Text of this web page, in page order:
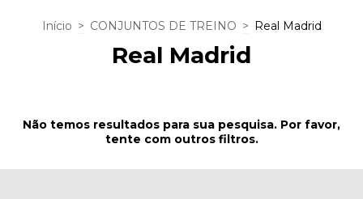
Início > CONJUNTOS DE TREINO > Real Madrid
Real Madrid
Não temos resultados para sua pesquisa. Por favor,
tente com outros filtros.